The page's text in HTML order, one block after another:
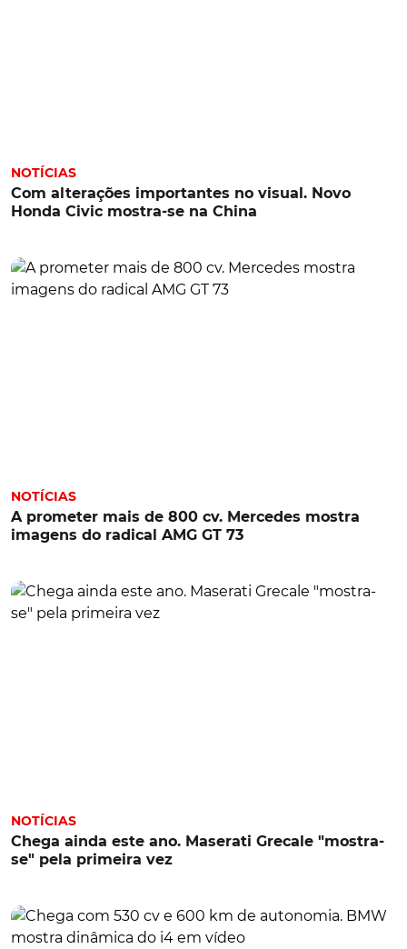
NOTÍCIAS
Com alterações importantes no visual. Novo
Honda Civic mostra-se na China
NOTÍCIAS
A prometer mais de 800 cv. Mercedes mostra
imagens do radical AMG GT 73
NOTÍCIAS
Chega ainda este ano. Maserati Grecale "mostra-
se" pela primeira vez